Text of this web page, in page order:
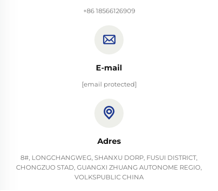
+86 18566126909
E-mail
[email protected]
Adres
8#, LONGCHANGWEG, SHANXU DORP, FUSUI DISTRICT,
CHONGZUO STAD, GUANGXI ZHUANG AUTONOME REGIO,
VOLKSPUBLIC CHINA